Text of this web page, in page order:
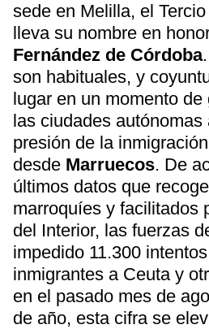
sede en Melilla, el
lleva su nombre en
Fernández de Córdoba
son habituales, y
lugar en un momento de
las ciudades autónomas
presión de la
desde Marruecos. De
últimos datos que
marroquíes y facilitados
del Interior, las fuerzas
impedido 11.300
inmigrantes a Ceuta y
en el pasado mes de
de año, esta cifra se